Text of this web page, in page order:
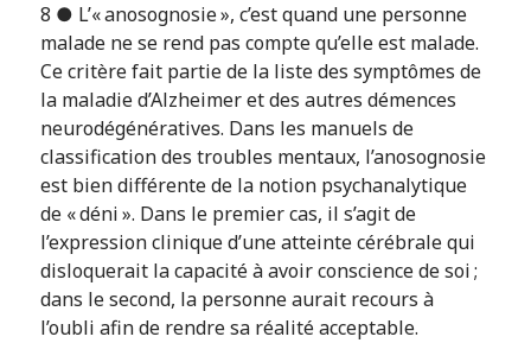
8 ● L’« anosognosie », c’est quand une personne
malade ne se rend pas compte qu’elle est malade.
Ce critère fait partie de la liste des symptômes de
la maladie d’Alzheimer et des autres démences
neurodégénératives. Dans les manuels de
classification des troubles mentaux, l’anosognosie
est bien différente de la notion psychanalytique
de « déni ». Dans le premier cas, il s’agit de
l’expression clinique d’une atteinte cérébrale qui
disloquerait la capacité à avoir conscience de soi ;
dans le second, la personne aurait recours à
l’oubli afin de rendre sa réalité acceptable.